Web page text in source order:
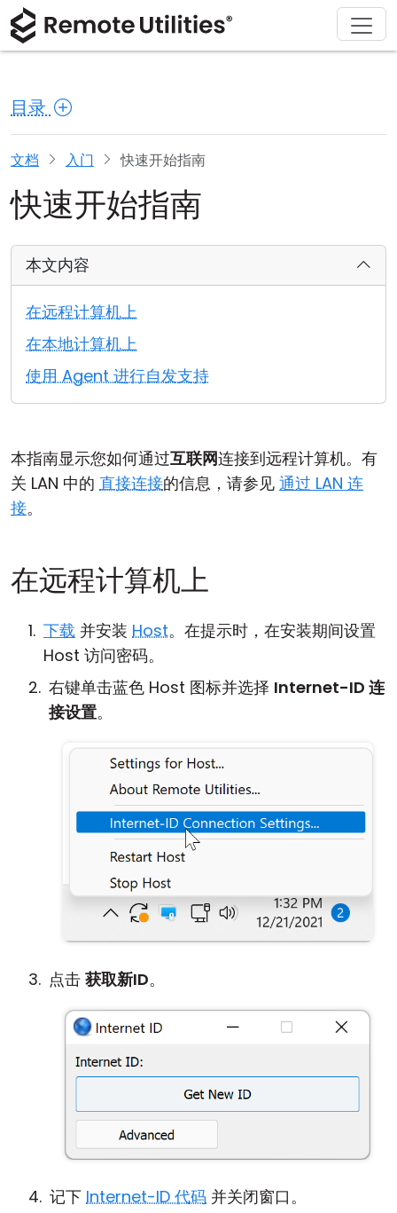
目录
文档 入门 快速开始指南
快速开始指南
本文内容
在远程计算机上
在本地计算机上
使用 Agent 进行自发支持
本指南显示您如何通过互联网连接到远程计算机。有
关 LAN 中的 直接连接的信息，请参见 通过 LAN 连
接。
在远程计算机上
下载 并安装 Host。在提示时，在安装期间设置
Host 访问密码。
右键单击蓝色 Host 图标并选择 Internet-ID 连
接设置。
点击 获取新ID。
记下 Internet-ID 代码 并关闭窗口。
产品
安全性
截图
发行说明
连接模式
无人值守访问
Active Directory 支持
MSI 配置
解决方案
制造业与零售
医疗保健
教育与政府
信息技术
下载
macOS
Linux
iOS/Android
购买
许可证助手
升级您的许可证
支持
文档
知识库
关于
新闻发布室
撰写评论